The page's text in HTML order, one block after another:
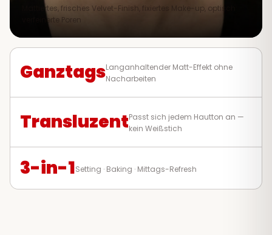
Mattiertes, frisches Velvet-Finish, fixiertes Make-up, optisch
verfeinerte Poren
GanztagsLanganhaltender Matt-Effekt ohne
Nacharbeiten
TransluzentPasst sich jedem Hautton an —
kein Weißstich
3-in-1Setting · Baking · Mittags-Refresh